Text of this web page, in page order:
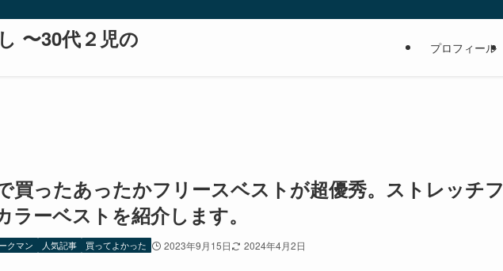
〜30代２児の プロフィール
買ったあったかフリースベストが超優秀。ストレッチフ
ラーベストを紹介します。
クマン 人気記事 買ってよかった 2023年9月15日 2024年4月2日